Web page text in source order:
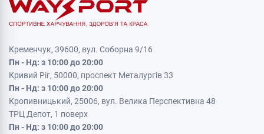
Кременчук, 39600, вул. Соборна 9/16
Пн - Нд: з 10:00 до 20:00
Кривий Ріг, 50000, проспект Металургів 33
Пн - Нд: з 10:00 до 20:00
Кропивницький, 25006, вул. Велика Перспективна 48
ТРЦ Депот, 1 поверх
Пн - Нд: з 10:00 до 20:00